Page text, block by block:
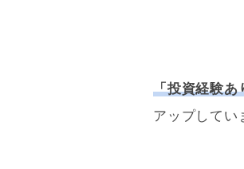
「投資経験あ
アップしてい